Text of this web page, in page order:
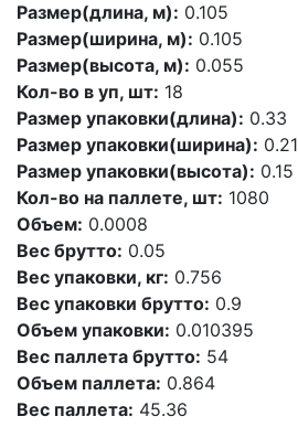
Размер(длина, м): 0.105
Размер(ширина, м): 0.105
Размер(высота, м): 0.055
Кол-во в уп, шт: 18
Размер упаковки(длина): 0.33
Размер упаковки(ширина): 0.21
Размер упаковки(высота): 0.15
Кол-во на паллете, шт: 1080
Объем: 0.0008
Вес брутто: 0.05
Вес упаковки, кг: 0.756
Вес упаковки брутто: 0.9
Объем упаковки: 0.010395
Вес паллета брутто: 54
Объем паллета: 0.864
Вес паллета: 45.36